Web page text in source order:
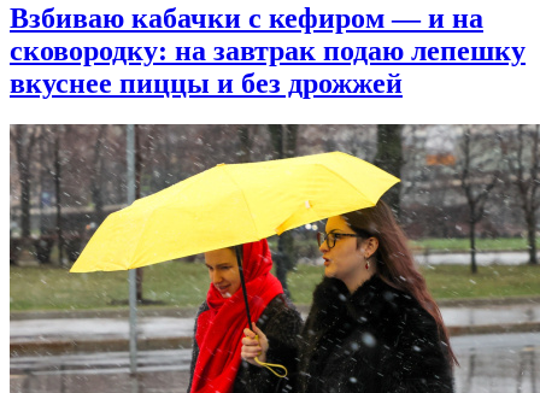
Взбиваю кабачки с кефиром — и на
сковородку: на завтрак подаю лепешку
вкуснее пиццы и без дрожжей